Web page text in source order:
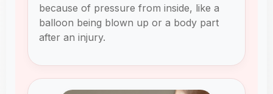
because of pressure from inside, like a
balloon being blown up or a body part
after an injury.